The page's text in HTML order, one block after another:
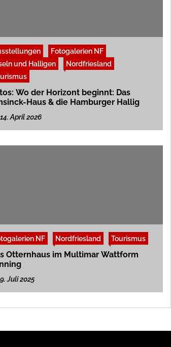
Fotogalerien NF
und Halligen
Nordfriesland
Wo der Horizont beginnt: Das
Haus & die Hamburger Hallig
April 2026
NF Nordfriesland Tourismus
Otternhaus im Multimar Wattform
Juli 2025